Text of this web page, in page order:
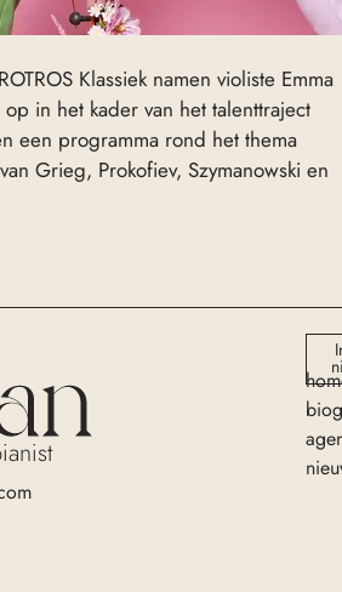
Klassiek namen violiste Emma
op in het kader van het talenttraject
een programma rond het thema
Grieg, Prokofiev, Szymanowski en